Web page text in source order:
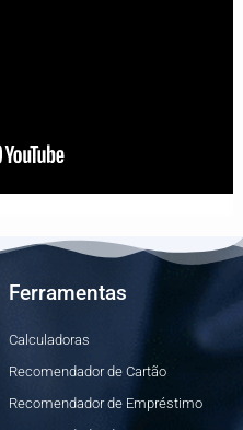
Ferramentas
Calculadoras
Recomendador de Cartão
Recomendador de Empréstimo